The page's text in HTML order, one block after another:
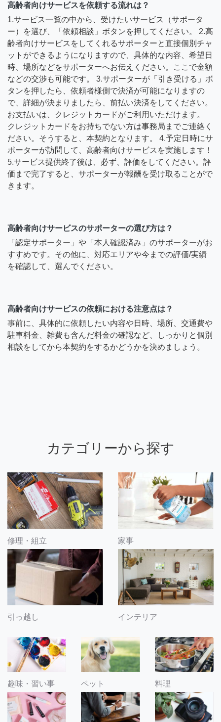
高齢者向けサービスを依頼する流れは？
1.サービス一覧の中から、受けたいサービス（サポータ
ー）を選び、「依頼相談」ボタンを押してください。 2.高
齢者向けサービスをしてくれるサポーターと直接個別チャ
ットができるようになりますので、具体的な内容、希望日
時、場所などをサポーターへお伝えください。ここで金額
などの交渉も可能です。 3.サポーターが「引き受ける」ボ
タンを押したら、依頼者様側で決済が可能になりますの
で、詳細が決まりましたら、前払い決済をしてください。
お支払いは、クレジットカードがご利用いただけます。
クレジットカードをお持ちでない方は事務局までご連絡く
ださい。そうすると、本契約となります。 4.予定日時にサ
ポーターが訪問して、高齢者向けサービスを実施します！
5.サービス提供終了後は、必ず、評価をしてください。評
価まで完了すると、サポーターが報酬を受け取ることがで
きます。
高齢者向けサービスのサポーターの選び方は？
「認定サポーター」や「本人確認済み」のサポーターがお
すすめです。その他に、対応エリアや今までの評価/実績
を確認して、選んでください。
高齢者向けサービスの依頼における注意点は？
事前に、具体的に依頼したい内容や日時、場所、交通費や
駐車料金、雑費も含んだ料金の確認など、しっかりと個別
相談をしてから本契約をするかどうかを決めましょう。
カテゴリーから探す
修理・組立 家事
引っ越し インテリア
趣味・習い事 ペット 料理